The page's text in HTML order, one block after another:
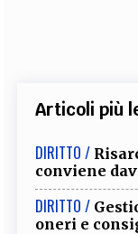
Articoli più
DIRITTO /
conviene
DIRITTO /
oneri e